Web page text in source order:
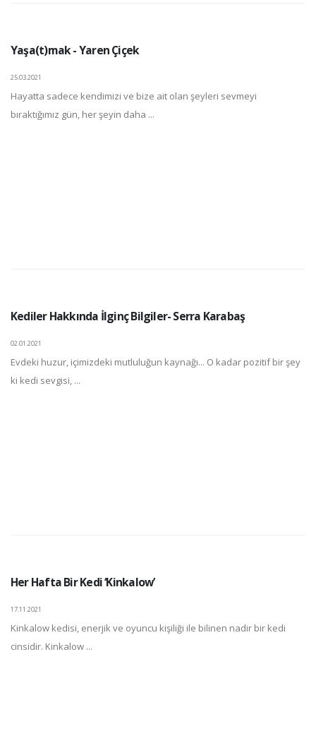
Yaşa(t)mak - Yaren Çiçek
25.03.2021
Hayatta sadece kendimizi ve bize ait olan şeyleri sevmeyi
bıraktığımız gün, her şeyin daha ...
Kediler Hakkında İlginç Bilgiler- Serra Karabaş
02.01.2021
Evdeki huzur, içimizdeki mutluluğun kaynağı... O kadar pozitif bir şey
ki kedi sevgisi, ...
Her Hafta Bir Kedi ‘Kinkalow’
17.11.2021
Kinkalow kedisi, enerjik ve oyuncu kişiliği ile bilinen nadir bir kedi
cinsidir. Kinkalow ...